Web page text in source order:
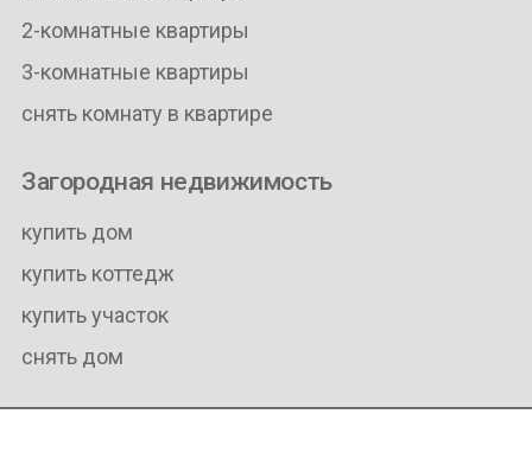
2-комнатные квартиры
3-комнатные квартиры
снять комнату в квартире
Загородная недвижимость
купить дом
купить коттедж
купить участок
снять дом